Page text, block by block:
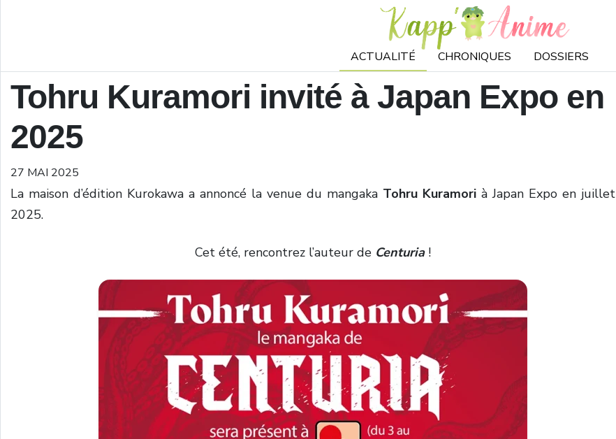
ACTUALITÉ CHRONIQUES DOSSIERS
Tohru Kuramori invité à Japan Expo en
2025
27 MAI 2025
La maison d’édition Kurokawa a annoncé la venue du mangaka Tohru Kuramori à Japan Expo en juillet
2025.
Cet été, rencontrez l’auteur de Centuria !